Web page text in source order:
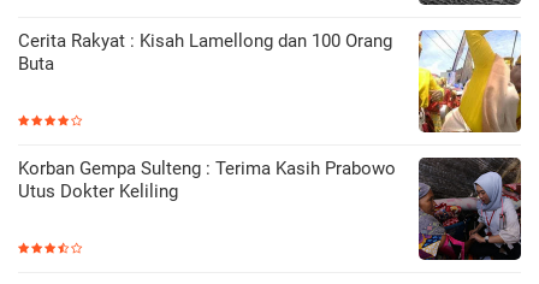
Cerita Rakyat : Kisah Lamellong dan 100 Orang
Buta
Korban Gempa Sulteng : Terima Kasih Prabowo
Utus Dokter Keliling